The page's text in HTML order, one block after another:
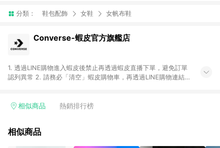
分類： 鞋包配飾 女鞋 女帆布鞋
Converse-蝦皮官方旗艦店
1. 透過LINE購物進入蝦皮後禁止再透過蝦皮直播下單，避免訂單
認列異常 2. 請務必「清空」蝦皮購物車，再透過LINE購物連結至
交易後，想下第二張訂單，請重新從LINE購物連結至蝦皮商店進
隸屬於蝦皮商城，點數回饋請依照「蝦皮超市」商店頁為主。 6.
相似商品 熱銷排行榜
相似商品